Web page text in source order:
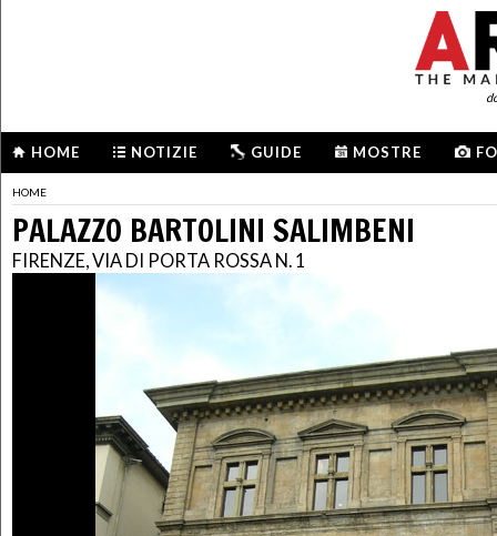
HOME NOTIZIE GUIDE MOSTRE
HOME
PALAZZO BARTOLINI SALIMBENI
FIRENZE, VIA DI PORTA ROSSA N. 1